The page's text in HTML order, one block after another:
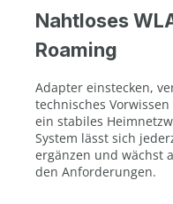
Nahtloses
Roaming
Adapter einstecken,
technisches
ein stabiles
System lässt sich
ergänzen und wächst
den Anforderungen.